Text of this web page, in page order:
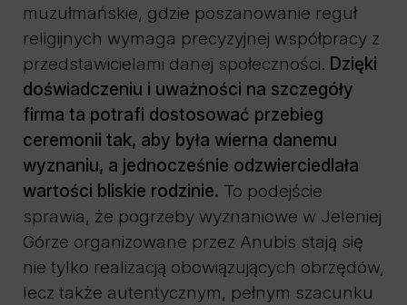
muzułmańskie, gdzie poszanowanie reguł
religijnych wymaga precyzyjnej współpracy z
przedstawicielami danej społeczności. Dzięki
doświadczeniu i uważności na szczegóły
firma ta potrafi dostosować przebieg
ceremonii tak, aby była wierna danemu
wyznaniu, a jednocześnie odzwierciedlała
wartości bliskie rodzinie. To podejście
sprawia, że pogrzeby wyznaniowe w Jeleniej
Górze organizowane przez Anubis stają się
nie tylko realizacją obowiązujących obrzędów,
lecz także autentycznym, pełnym szacunku